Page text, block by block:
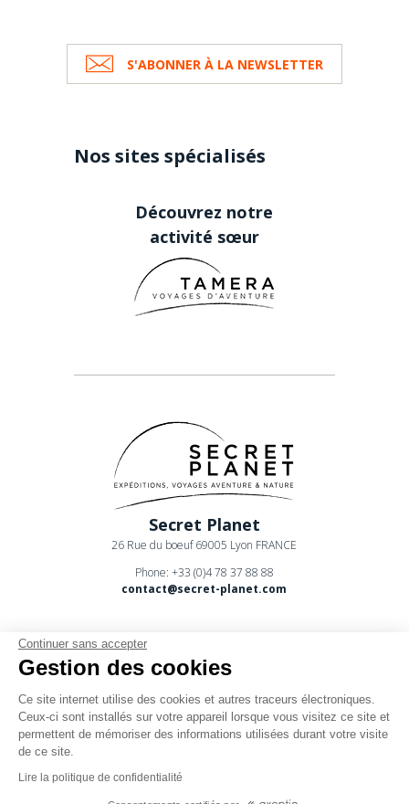
S'ABONNER À LA NEWSLETTER
Nos sites spécialisés
Découvrez notre
activité sœur
Secret Planet
26 Rue du boeuf 69005 Lyon FRANCE
Phone: +33 (0)4 78 37 88 88
contact@secret-planet.com
Youtube
Podcast
Mentions légales
Continuer sans accepter
Gestion des cookies
Ce site internet utilise des cookies et autres traceurs électroniques.
Ceux-ci sont installés sur votre appareil lorsque vous visitez ce site et
permettent de mémoriser des informations utilisées durant votre visite
de ce site.
Lire la politique de confidentialité